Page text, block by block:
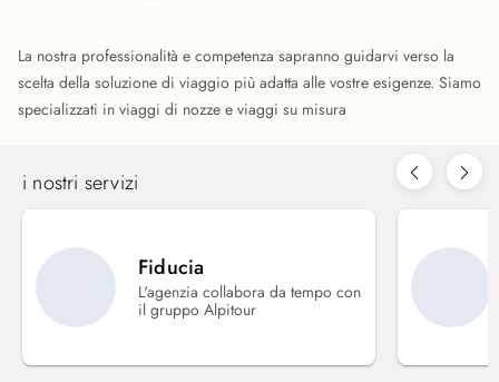
La nostra professionalità e competenza sapranno guidarvi verso la
scelta della soluzione di viaggio più adatta alle vostre esigenze. Siamo
specializzati in viaggi di nozze e viaggi su misura
i nostri servizi
Fiducia
L'agenzia collabora da tempo con
il gruppo Alpitour